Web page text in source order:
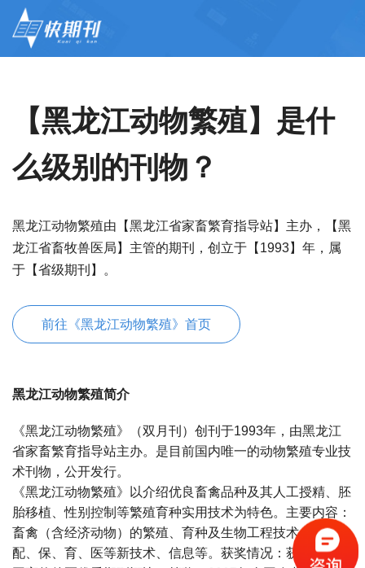
【黑龙江动物繁殖】是什
么级别的刊物？
黑龙江动物繁殖由【黑龙江省家畜繁育指导站】主办，【黑
龙江省畜牧兽医局】主管的期刊，创立于【1993】年，属
于【省级期刊】。
前往《黑龙江动物繁殖》首页
黑龙江动物繁殖简介
《黑龙江动物繁殖》（双月刊）创刊于1993年，由黑龙江
省家畜繁育指导站主办。是目前国内唯一的动物繁殖专业技
术刊物，公开发行。
《黑龙江动物繁殖》以介绍优良畜禽品种及其人工授精、胚
胎移植、性别控制等繁殖育种实用技术为特色。主要内容：
畜禽（含经济动物）的繁殖、育种及生物工程技术。动物的
配、保、育、医等新技术、信息等。获奖情况：获第四届全